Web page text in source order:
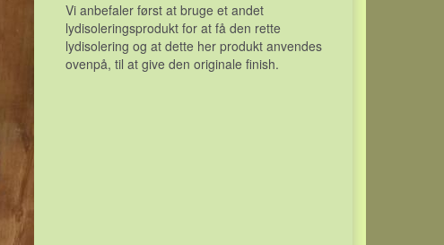
Vi anbefaler først at bruge et andet
lydisoleringsprodukt for at få den rette
lydisolering og at dette her produkt anvendes
ovenpå, til at give den originale finish.